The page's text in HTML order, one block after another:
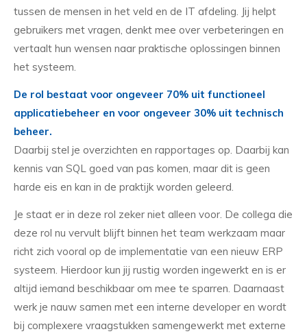
tussen de mensen in het veld en de IT afdeling. Jij helpt
gebruikers met vragen, denkt mee over verbeteringen en
vertaalt hun wensen naar praktische oplossingen binnen
het systeem.
De rol bestaat voor ongeveer 70% uit functioneel
applicatiebeheer en voor ongeveer 30% uit technisch
beheer.
Daarbij stel je overzichten en rapportages op. Daarbij kan
kennis van SQL goed van pas komen, maar dit is geen
harde eis en kan in de praktijk worden geleerd.
Je staat er in deze rol zeker niet alleen voor. De collega die
deze rol nu vervult blijft binnen het team werkzaam maar
richt zich vooral op de implementatie van een nieuw ERP
systeem. Hierdoor kun jij rustig worden ingewerkt en is er
altijd iemand beschikbaar om mee te sparren. Daarnaast
werk je nauw samen met een interne developer en wordt
bij complexere vraagstukken samengewerkt met externe